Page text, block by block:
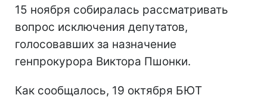
15 ноября собиралась рассматривать
вопрос исключения депутатов,
голосовавших за назначение
генпрокурора Виктора Пшонки.
Как сообщалось, 19 октября БЮТ